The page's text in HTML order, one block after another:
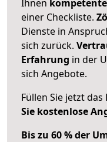
Ihnen
einer Checkliste.
Dienste in
sich zurück.
Erfahrung in der
sich Angebote.
Füllen Sie jetzt
Sie kostenlose
Bis zu 60 % der